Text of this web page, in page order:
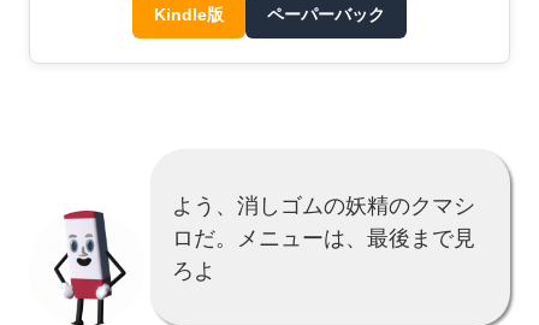
Kindle版 ペーパーバック
よう、消しゴムの妖精のクマシ
ロだ。メニューは、最後まで見
ろよ